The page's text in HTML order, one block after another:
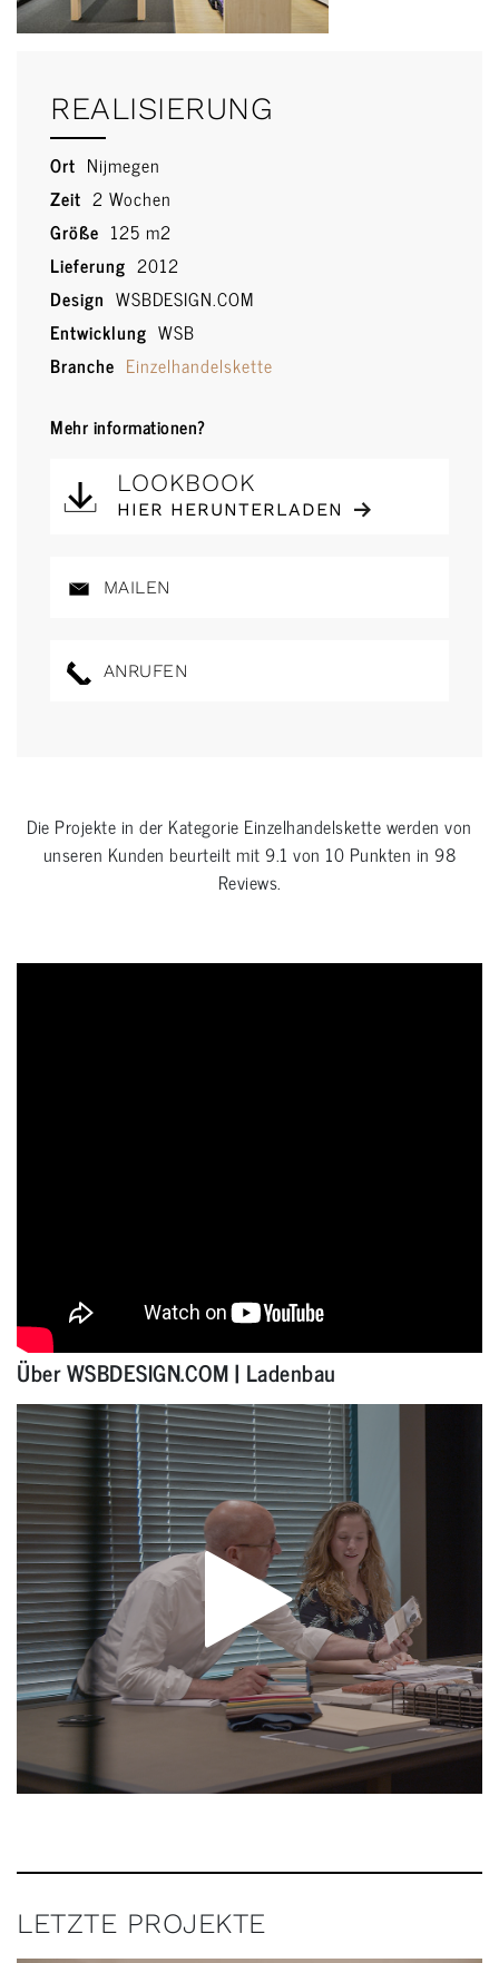
REALISIERUNG
Ort Nijmegen
Zeit 2 Wochen
Größe 125 m2
Lieferung 2012
Design WSBDESIGN.COM
Entwicklung WSB
Branche Einzelhandelskette
Mehr informationen?
LOOKBOOK
HIER HERUNTERLADEN
MAILEN
ANRUFEN
Die Projekte in der Kategorie Einzelhandelskettewerden von
unseren Kunden beurteilt mit9.1 von 10 Punkten in98
Reviews.
Über WSBDESIGN.COM | Ladenbau
LETZTE PROJEKTE